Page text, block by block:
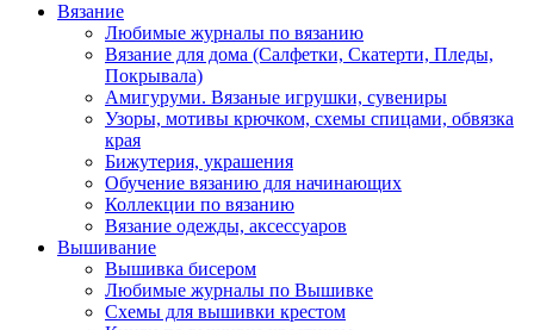
Вязание
Любимые журналы по вязанию
Вязание для дома (Салфетки, Скатерти, Пледы,
Покрывала)
Амигуруми. Вязаные игрушки, сувениры
Узоры, мотивы крючком, схемы спицами, обвязка
края
Бижутерия, украшения
Обучение вязанию для начинающих
Коллекции по вязанию
Вязание одежды, аксессуаров
Вышивание
Вышивка бисером
Любимые журналы по Вышивке
Схемы для вышивки крестом